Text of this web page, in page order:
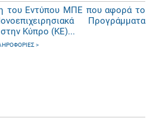
του Εντύπου ΜΠΕ που αφορά το
Προγράμματα
Κύπρο (ΚΕ)...